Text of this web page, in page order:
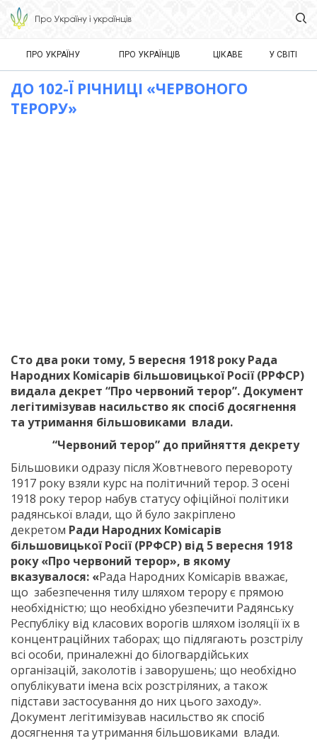
ПРО УКРАЇНУ ПРО УКРАЇНЦІВ ЦІКАВЕ У СВІТІ
ДО 102-Ї РІЧНИЦІ «ЧЕРВОНОГО
ТЕРОРУ»
Сто два роки тому, 5 вересня 1918 року Рада
Народних Комісарів більшовицької Росії (РРФСР)
видала декрет “Про червоний терор”. Документ
легітимізував насильство як спосіб досягнення
та утримання більшовиками влади.
“Червоний терор” до прийняття декрету
Більшовики одразу після Жовтневого перевороту
1917 року взяли курс на політичний терор. З осені
1918 року терор набув статусу офіційної політики
радянської влади, що й було закріплено
декретом Ради Народних Комісарів
більшовицької Росії (РРФСР) від 5 вересня 1918
року «Про червоний терор», в якому
вказувалося: «Рада Народних Комісарів вважає,
що забезпечення тилу шляхом терору є прямою
необхідністю; що необхідно убезпечити Радянську
Республіку від класових ворогів шляхом ізоляції їх в
концентраційних таборах; що підлягають розстрілу
всі особи, приналежні до білогвардійських
організацій, заколотів і заворушень; що необхідно
опублікувати імена всіх розстріляних, а також
підстави застосування до них цього заходу».
Документ легітимізував насильство як спосіб
досягнення та утримання більшовиками влади.